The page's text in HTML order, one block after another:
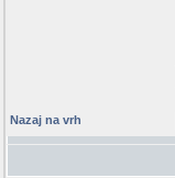
Nazaj na vrh